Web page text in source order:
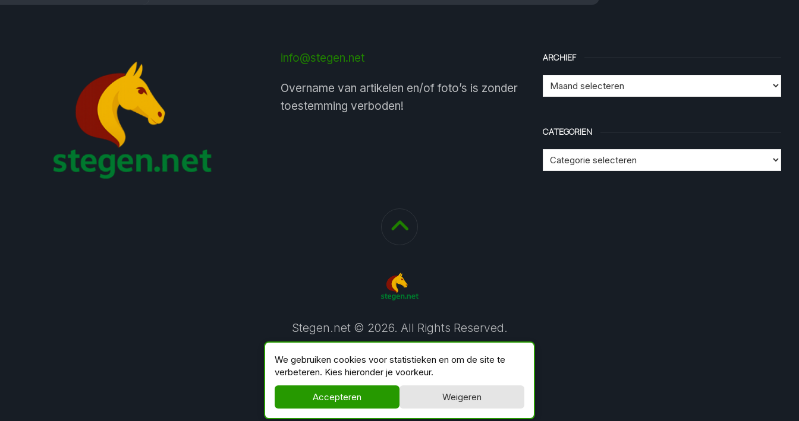
info@stegen.net
Overname van artikelen en/of foto’s is zonder
toestemming verboden!
ARCHIEF
CATEGORIEN
Stegen.net © 2026. All Rights Reserved.
We gebruiken cookies voor statistieken en om de site te
verbeteren. Kies hieronder je voorkeur.
Accepteren Weigeren